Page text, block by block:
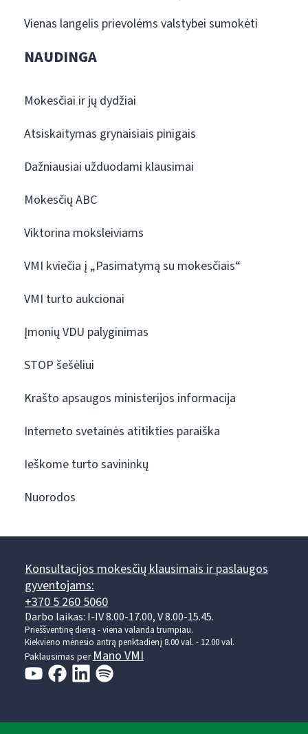
Vienas langelis prievolėms valstybei sumokėti
NAUDINGA
Mokesčiai ir jų dydžiai
Atsiskaitymas grynaisiais pinigais
Dažniausiai užduodami klausimai
Mokesčių ABC
Viktorina moksleiviams
VMI kviečia į „Pasimatymą su mokesčiais“
VMI turto aukcionai
Įmonių VDU palyginimas
STOP šešėliui
Krašto apsaugos ministerijos informacija
Interneto svetainės atitikties paraiška
Ieškome turto savininkų
Nuorodos
Konsultacijos mokesčių klausimais ir paslaugos
gyventojams:
+370 5 260 5060
Darbo laikas: I-IV 8.00-17.00, V 8.00-15.45.
Prieššventinę dieną - viena valanda trumpiau.
Kiekvieno mėnesio antrą penktadienį 8.00 val. - 12.00 val.
Paklausimas perMano VMI